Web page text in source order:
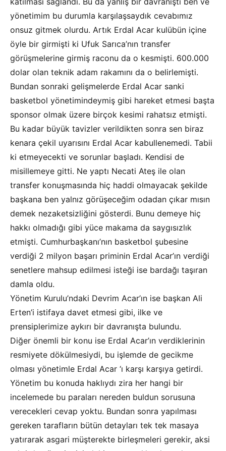
yönetimim bu durumla karşılaşsaydık cevabımız
onsuz gitmek olurdu. Artık Erdal Acar kulübün içine
öyle bir girmişti ki Ufuk Sarıca’nın transfer
görüşmelerine girmiş raconu da o kesmişti. 600.000
dolar olan teknik adam rakamını da o belirlemişti.
Bundan sonraki gelişmelerde Erdal Acar sanki
basketbol yönetimindeymiş gibi hareket etmesi başta
sponsor olmak üzere birçok kesimi rahatsız etmişti.
Bu kadar büyük tavizler verildikten sonra sen biraz
kenara çekil uyarısını Erdal Acar kabullenemedi. Tabii
ki etmeyecekti ve sorunlar başladı. Kendisi de
misillemeye gitti. Ne yaptı Necati Ateş ile olan
transfer konuşmasında hiç haddi olmayacak şekilde
başkana ben yalnız görüşeceğim odadan çıkar mısın
demek nezaketsizliğini gösterdi. Bunu demeye hiç
hakkı olmadığı gibi yüce makama da saygısızlık
etmişti. Cumhurbaşkanı’nın basketbol şubesine
verdiği 2 milyon başarı priminin Erdal Acar’ın verdiği
senetlere mahsup edilmesi isteği ise bardağı taşıran
damla oldu.
Yönetim Kurulu’ndaki Devrim Acar’ın ise başkan Ali
Erten’i istifaya davet etmesi gibi, ilke ve
prensiplerimize aykırı bir davranışta bulundu.
Diğer önemli bir konu ise Erdal Acar’ın verdiklerinin
resmiyete dökülmesiydi, bu işlemde de gecikme
olması yönetimle Erdal Acar ‘ı karşı karşıya getirdi.
Yönetim bu konuda haklıydı zira her hangi bir
incelemede bu paraları nereden buldun sorusuna
verecekleri cevap yoktu. Bundan sonra yapılması
gereken tarafların bütün detayları tek tek masaya
yatırarak asgari müşterekte birleşmeleri gerekir, aksi